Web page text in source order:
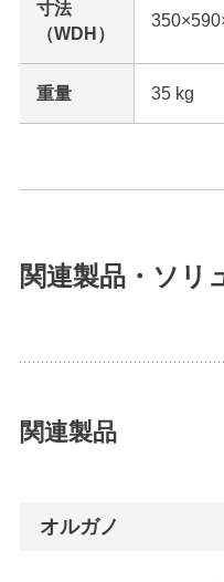
寸法
（WDH）
重量 35 kg
関連製品・ソリ
関連製品
オルガノ